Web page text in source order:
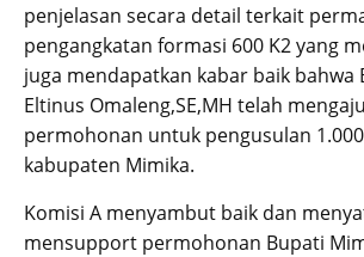
penjelasan secara detail terkait
pengangkatan formasi 600 K2 yang
juga mendapatkan kabar baik bahwa
Eltinus Omaleng,SE,MH telah
permohonan untuk pengusulan
kabupaten Mimika.
Komisi A menyambut baik dan
mensupport permohonan Bupati